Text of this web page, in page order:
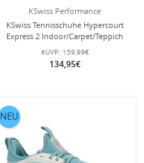
KSwiss Performance
KSwiss Tennisschuhe Hypercourt
Express 2 Indoor/Carpet/Teppich
schwarz/weiss Damen
eUVP: 159,99€
134,95€
NEU